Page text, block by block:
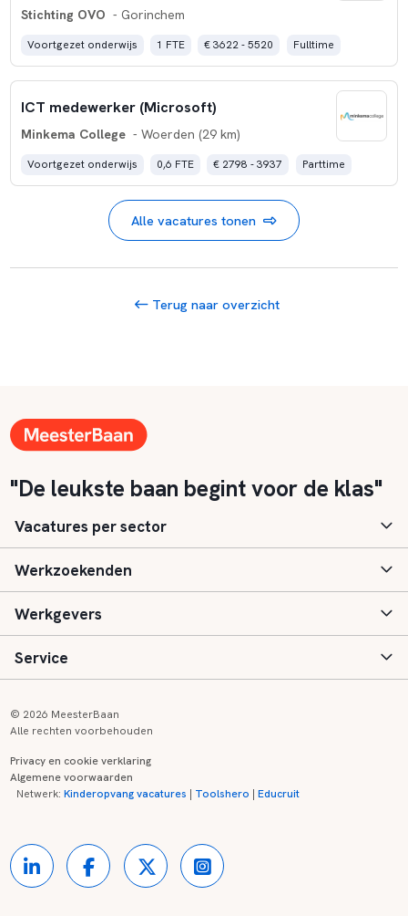
Stichting OVO - Gorinchem
Voortgezet onderwijs 1 FTE € 3622 - 5520 Fulltime
ICT medewerker (Microsoft)
Minkema College - Woerden (29 km)
Voortgezet onderwijs 0,6 FTE € 2798 - 3937 Parttime
Alle vacatures tonen
Terug naar overzicht
"De leukste baan begint voor de klas"
Vacatures per sector
Basisonderwijs
Speciaal (basis) onderwijs
Voortgezet onderwijs
Kinderopvang
Werkzoekenden
Aanmelden
Vacatures
Zij-instroom informatie
Onderwijsregio's
Werkgevers
Inloggen
Registreren
Contact
Service
Onderwijs links
Partners
© 2026 MeesterBaan
Alle rechten voorbehouden
Privacy en cookie verklaring
Algemene voorwaarden
Netwerk:Kinderopvang vacatures | Toolshero |Educruit